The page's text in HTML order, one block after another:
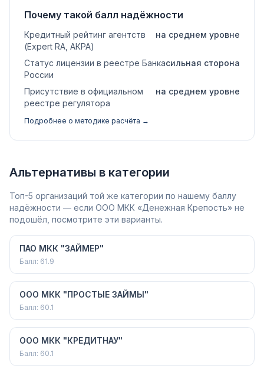
Почему такой балл надёжности
Кредитный рейтинг агентств
(Expert RA, АКРА)
на среднем уровне
Статус лицензии в реестре Банка
России
сильная сторона
Присутствие в официальном
реестре регулятора
на среднем уровне
Подробнее о методике расчёта →
Альтернативы в категории
Топ-5 организаций той же категории по нашему баллу
надёжности — если ООО МКК «Денежная Крепость» не
подошёл, посмотрите эти варианты.
ПАО МКК "ЗАЙМЕР"
Балл: 61.9
ООО МКК "ПРОСТЫЕ ЗАЙМЫ"
Балл: 60.1
ООО МКК "КРЕДИТНАУ"
Балл: 60.1